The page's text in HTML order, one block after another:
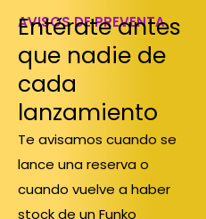
AVISOS DE PREVENTA
Entérate antes
que nadie de
cada
lanzamiento
Te avisamos cuando se
lance una reserva o
cuando vuelve a haber
stock de un Funko